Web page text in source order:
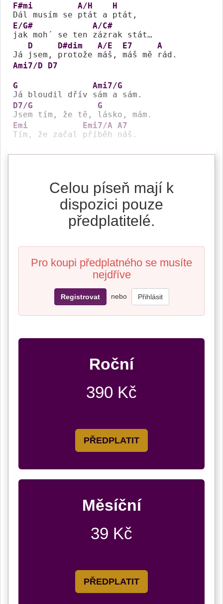
F#mi
Dál musím se
A/H
ptát a
H
E/G#
jak moh´ se ten
A/C#
zázrak stát…
Já
D
jsem,
D#dim
protože
A/E
máš,
E7
máš mě
A
Ami7/D
D7
G
Já bloudil dřív
Ami7/G
D7/G
Jsem tím, že tě,
G
Emi
Tím, že začal
Emi7/A
příběh
A7
náš.
Celou píseň mají k
dispozici pouze
předplatitelé.
Pro koupi předplatného se musíte
nejdříve
Registrovat nebo Přihlásit
Roční
390 Kč
PŘEDPLATIT
Měsíční
39 Kč
PŘEDPLATIT